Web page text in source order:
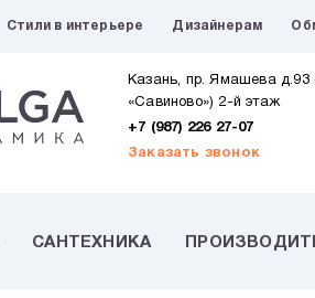
Стили в интерьере Дизайнерам
Казань, пр. Ямашева д.93
«Савиново») 2-й этаж
+7 (987) 226 27-07
Заказать звонок
САНТЕХНИКА